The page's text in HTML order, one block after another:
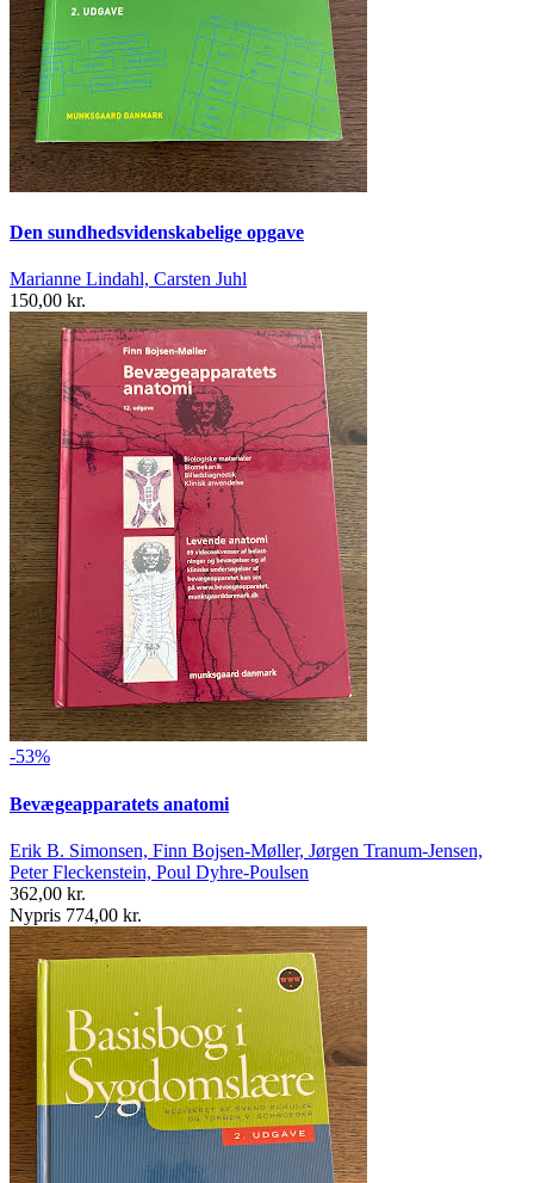
Den sundhedsvidenskabelige opgave
Marianne Lindahl, Carsten Juhl
150,00 kr.
-53%
Bevægeapparatets anatomi
Erik B. Simonsen, Finn Bojsen-Møller, Jørgen Tranum-Jensen,
Peter Fleckenstein, Poul Dyhre-Poulsen
362,00 kr.
Nypris 774,00 kr.